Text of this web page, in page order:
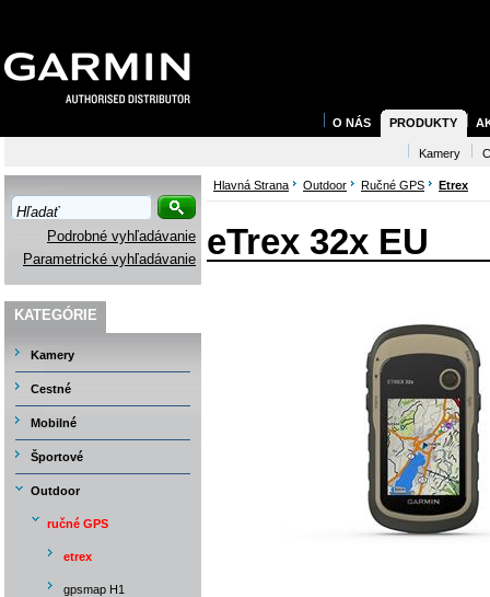
Hlavná Strana Outdoor Ručné GPS Etrex
eTrex 32x EU
Podrobné vyhľadávanie
Parametrické vyhľadávanie
KATEGÓRIE
Kamery
Cestné
Mobilné
Športové
Outdoor
ručné GPS
etrex
gpsmap H1
O NÁS PRODUKTY
Kamery